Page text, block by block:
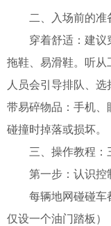
二、入场前的准
穿着舒适：建议
拖鞋、易滑鞋。
听从
人员会引导排队、选
带易碎物品：手机、
碰撞时掉落或损坏。
三、操作教程：
第一步：认识控
每辆地网碰碰车
仅设一个油门踏板）